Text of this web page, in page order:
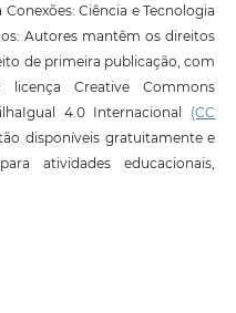
Ciência e Tecnologia
Autores mantêm os direitos
de primeira publicação, com
Creative Commons
4.0 Internacional (CC
disponíveis gratuitamente e
atividades educacionais,